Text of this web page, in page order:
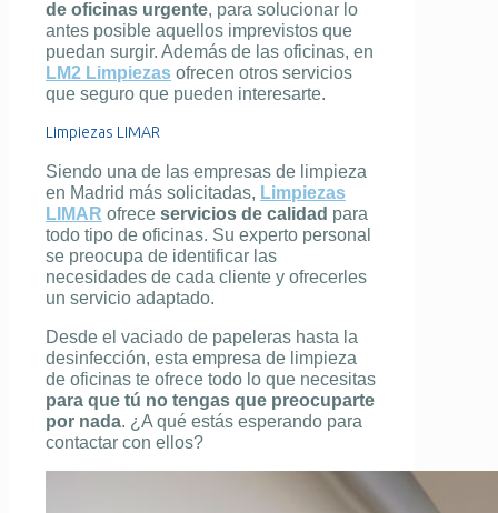
de oficinas urgente, para solucionar lo
antes posible aquellos imprevistos que
puedan surgir. Además de las oficinas, en
LM2 Limpiezas ofrecen otros servicios
que seguro que pueden interesarte.
Limpiezas LIMAR
Siendo una de las empresas de limpieza
en Madrid más solicitadas, Limpiezas
LIMAR ofrece servicios de calidad para
todo tipo de oficinas. Su experto personal
se preocupa de identificar las
necesidades de cada cliente y ofrecerles
un servicio adaptado.
Desde el vaciado de papeleras hasta la
desinfección, esta empresa de limpieza
de oficinas te ofrece todo lo que necesitas
para que tú no tengas que preocuparte
por nada. ¿A qué estás esperando para
contactar con ellos?